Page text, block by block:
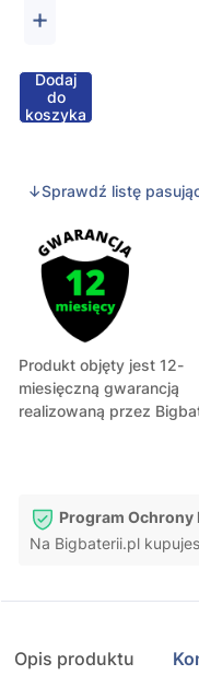
+
Dodaj
do
koszyka
↓Sprawdź listę
Produkt objęty jest 12-
miesięczną gwarancją
realizowaną przez
Program Ochrony
Na Bigbaterii.pl
Opis produktu